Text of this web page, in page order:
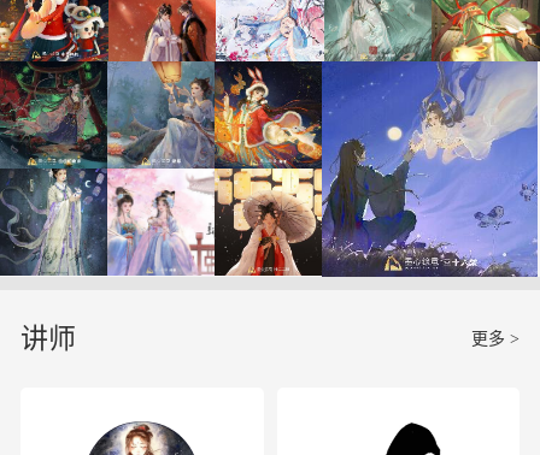
讲师 更多 >